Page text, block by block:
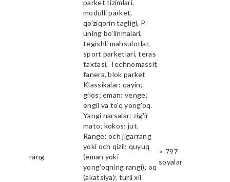
parket tizimlari,
modulli parket,
qo'ziqorin tagligi, P
uning bo'linmalari,
tegishli mahsulotlar,
sport parketlari, teras
taxtasi, Technomassif,
fanera, blok parket
rang
Klassikalar: qayin;
gilos; eman; venge;
engil va to'q yong'oq.
Yangi narsalar: zig'ir
mato; kokos; jut.
Range: och jigarrang
yoki och qizil; quyuq
(eman yoki
yong'oqning rangi); oq
(akatsiya); turli xil
> 797
soyalar